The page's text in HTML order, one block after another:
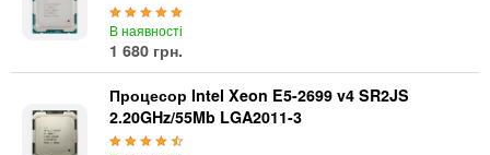
В наявності
1 680 грн.
Процесор Intel Xeon E5-2699 v4 SR2JS
2.20GHz/55Mb LGA2011-3